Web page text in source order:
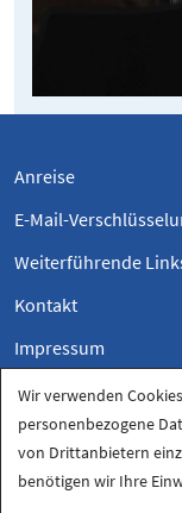
Anreise
E-Mail-
Weiterführende
Kontakt
Impressum
Datenschutz-
Wir verwenden
personenbezogene
von Drittanbietern
benötigen wir Ihre